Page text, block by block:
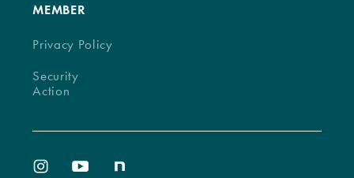
MEMBER
Privacy Policy
Security
Action